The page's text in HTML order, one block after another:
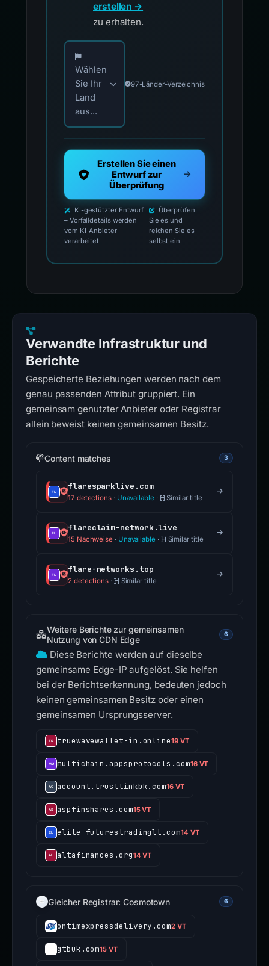
erstellen →
zu erhalten.
Wählen Sie Ihr Land für offizielle
Wählen
Sie Ihr
Land
aus...
97-Länder-Verzeichnis
Erstellen Sie einen
Entwurf zur
Überprüfung
KI-gestützter Entwurf
– Vorfalldetails werden
vom KI-Anbieter
verarbeitet
Überprüfen
Sie es und
reichen Sie es
selbst ein
Verwandte Infrastruktur und
Berichte
Gespeicherte Beziehungen werden nach dem
genau passenden Attribut gruppiert. Ein
gemeinsam genutzter Anbieter oder Registrar
allein beweist keinen gemeinsamen Besitz.
Content matches 3
flaresparklive.com
17 detections· Unavailable · Similar title
flareclaim-network.live
15 Nachweise · Unavailable · Similar title
flare-networks.top
2 detections · Similar title
Weitere Berichte zur gemeinsamen
Nutzung von CDN Edge
6
Diese Berichte werden auf dieselbe
gemeinsame Edge-IP aufgelöst. Sie helfen
bei der Berichtserkennung, bedeuten jedoch
keinen gemeinsamen Besitz oder einen
gemeinsamen Ursprungsserver.
truewavewallet-in.online19 VT
multichain.appsprotocols.com16 VT
account.trustlinkbk.com16 VT
aspfinshares.com15 VT
elite-futurestradinglt.com14 VT
altafinances.org14 VT
Gleicher Registrar: Cosmotown 6
ontimexpressdelivery.com2 VT
gtbuk.com15 VT